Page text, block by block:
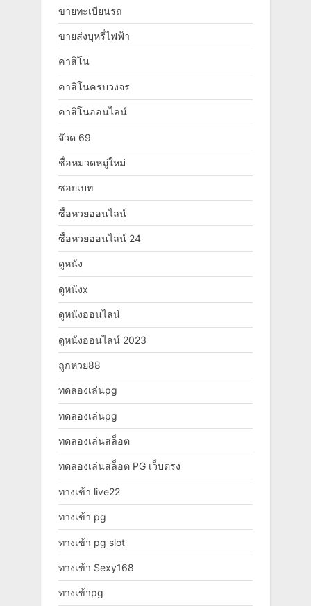
ขายทะเบียนรถ
ขายส่งบุหรี่ไฟฟ้า
คาสิโน
คาสิโนครบวงจร
คาสิโนออนไลน์
จ๊วด 69
ชื่อหมวดหมู่ใหม่
ซอยเบท
ซื้อหวยออนไลน์
ซื้อหวยออนไลน์ 24
ดูหนัง
ดูหนังx
ดูหนังออนไลน์
ดูหนังออนไลน์ 2023
ถูกหวย88
ทดลองเล่นpg
ทดลองเล่นpg
ทดลองเล่นสล็อต
ทดลองเล่นสล็อต PG เว็บตรง
ทางเข้า live22
ทางเข้า pg
ทางเข้า pg slot
ทางเข้า Sexy168
ทางเข้าpg